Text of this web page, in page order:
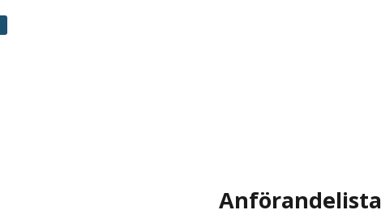
Anförandelista